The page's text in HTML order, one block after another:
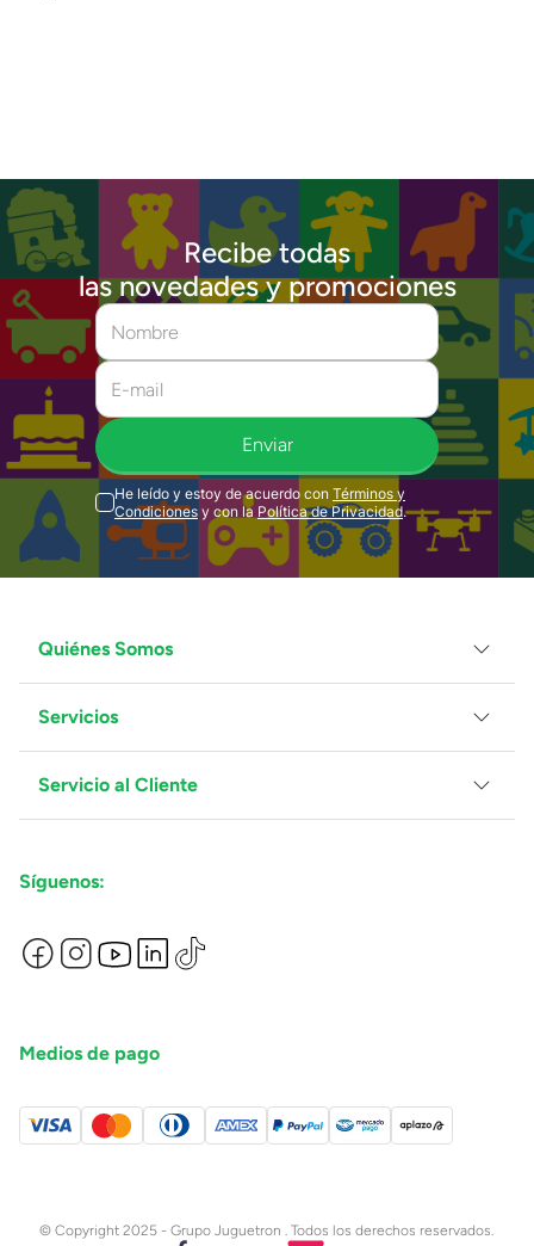
Recibe todas
las novedades y promociones
Enviar
He leído y estoy de acuerdo con Términos y
Condiciones y con la Política de Privacidad.
Quiénes Somos
Grupo Juguetron
Localiza tu tienda
Blog
Servicios
Facturación
Proveedores
Servicio al Cliente
Preguntas Frecuentes
Términos y Condiciones
Devoluciones de Compras en Línea
Síguenos:
Medios de pago
© Copyright 2025 - Grupo Juguetron . Todos los derechos reservados.